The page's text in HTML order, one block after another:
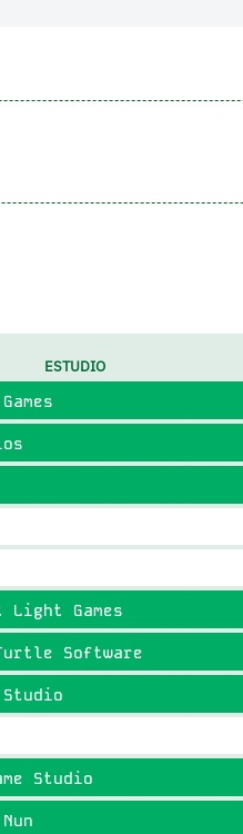
ESTUDIO
Light Games
Software
Studio